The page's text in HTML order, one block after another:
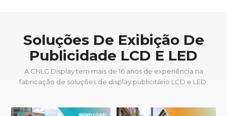
Soluções De Exibição De
Publicidade LCD E LED
A CNLC Display tem mais de 16 anos de experiência na
fabricação de soluções de display publicitário LCD e LED.